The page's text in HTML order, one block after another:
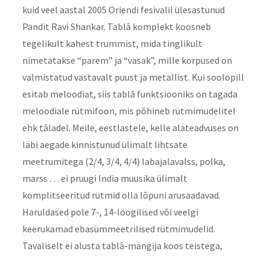
kuid veel aastal 2005 Oriendi fesivalil ülesastunud
Pandit Ravi Shankar. Tablā komplekt koosneb
tegelikult kahest trummist, mida tinglikult
nimetatakse “parem” ja “vasak”, mille korpused on
valmistatud vastavalt puust ja metallist. Kui soolopill
esitab meloodiat, siis tablā funktsiooniks on tagada
meloodiale rütmifoon, mis põhineb rütmimudelitel
ehk tāladel. Meile, eestlastele, kelle alateadvuses on
läbi aegade kinnistunud ülimalt lihtsate
meetrumitega (2/4, 3/4, 4/4) labajalavalss, polka,
marss … ei pruugi India muusika ülimalt
komplitseeritud rütmid olla lõpuni arusaadavad.
Haruldased pole 7-, 14-löögilised või veelgi
keerukamad ebasümmeetrilised rütmimudelid.
Tavaliselt ei alusta tablā-mängija koos teistega,